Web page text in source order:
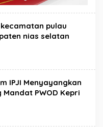
pulau
nias selatan
IPJI Menyayangkan
Mandat PWOD Kepri